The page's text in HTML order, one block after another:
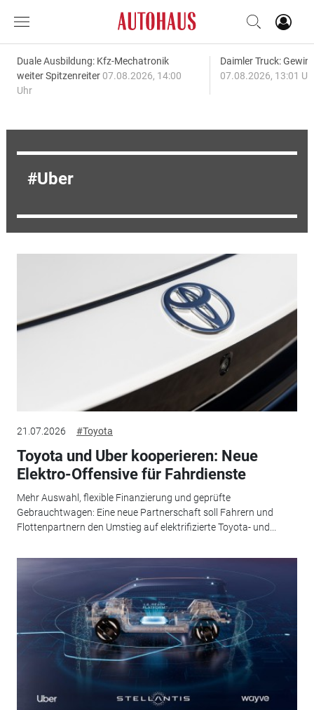
Duale Ausbildung: Kfz-Mechatronik
weiter Spitzenreiter 07.08.2026, 14:00
Uhr
Daimler Truck:
07.08.2026, 13:01
Uber
21.07.2026 #Toyota
Toyota und Uber kooperieren: Neue
Elektro-Offensive für Fahrdienste
Mehr Auswahl, flexible Finanzierung und geprüfte
Gebrauchtwagen: Eine neue Partnerschaft soll Fahrern und
Flottenpartnern den Umstieg auf elektrifizierte Toyota- und...